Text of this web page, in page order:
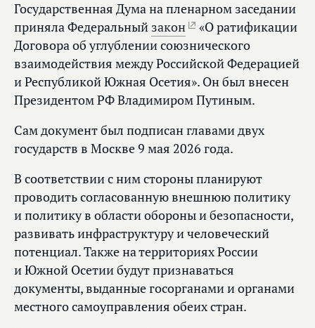
Государственная Дума на пленарном заседании
приняла Федеральный закон
«О ратификации
Договора об углублении союзнического
взаимодействия между Российской Федерацией
и Республикой Южная Осетия». Он был внесен
Президентом РФ Владимиром Путиным.
Сам документ был подписан главами двух
государств в Москве 9 мая 2026 года.
В соответствии с ним стороны планируют
проводить согласованную внешнюю политику
и политику в области обороны и безопасности,
развивать инфраструктуру и человеческий
потенциал. Также на территориях России
и Южной Осетии будут признаваться
документы, выданные госорганами и органами
местного самоуправления обеих стран.